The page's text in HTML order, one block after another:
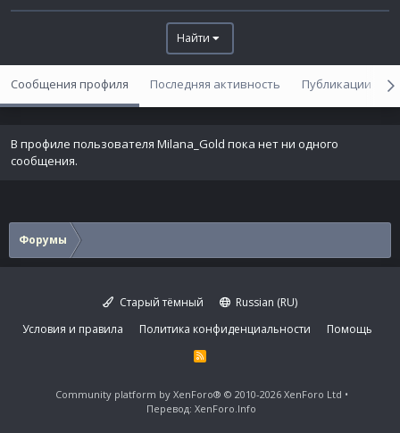
Найти
Сообщения профиля Последняя активность Публикации
В профиле пользователя Milana_Gold пока нет ни одного
сообщения.
Форумы
Старый тёмный
Russian (RU)
Условия и правила
Политика конфиденциальности Помощь
R
Community platform by XenForo® © 2010-2026 XenForo Ltd
Перевод: XenForo.Info